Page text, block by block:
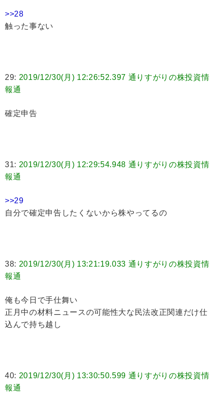
>>28
触った事ない
29: 2019/12/30(月) 12:26:52.397 通りすがりの株投資情
報通
確定申告
31: 2019/12/30(月) 12:29:54.948 通りすがりの株投資情
報通
>>29
自分で確定申告したくないから株やってるの
38: 2019/12/30(月) 13:21:19.033 通りすがりの株投資情
報通
俺も今日で手仕舞い
正月中の材料ニュースの可能性大な民法改正関連だけ仕
込んで持ち越し
40: 2019/12/30(月) 13:30:50.599 通りすがりの株投資情
報通